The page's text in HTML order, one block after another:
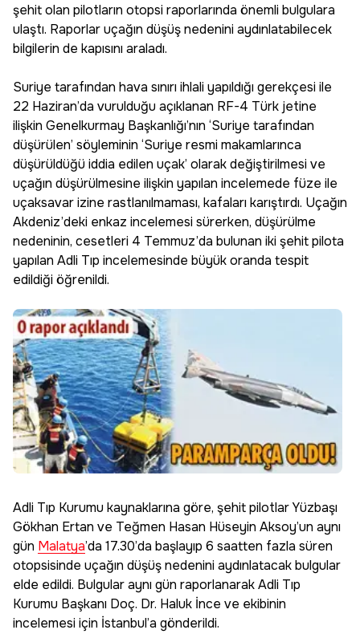
şehit olan pilotların otopsi raporlarında önemli bulgulara
ulaştı. Raporlar uçağın düşüş nedenini aydınlatabilecek
bilgilerin de kapısını araladı.
Suriye tarafından hava sınırı ihlali yapıldığı gerekçesi ile
22 Haziran’da vurulduğu açıklanan RF-4 Türk jetine
ilişkin Genelkurmay Başkanlığı’nın ‘Suriye tarafından
düşürülen’ söyleminin ‘Suriye resmi makamlarınca
düşürüldüğü iddia edilen uçak’ olarak değiştirilmesi ve
uçağın düşürülmesine ilişkin yapılan incelemede füze ile
uçaksavar izine rastlanılmaması, kafaları karıştırdı. Uçağın
Akdeniz’deki enkaz incelemesi sürerken, düşürülme
nedeninin, cesetleri 4 Temmuz’da bulunan iki şehit pilota
yapılan Adli Tıp incelemesinde büyük oranda tespit
edildiği öğrenildi.
Adli Tıp Kurumu kaynaklarına göre, şehit pilotlar Yüzbaşı
Gökhan Ertan ve Teğmen Hasan Hüseyin Aksoy’un aynı
gün Malatya’da 17.30’da başlayıp 6 saatten fazla süren
otopsisinde uçağın düşüş nedenini aydınlatacak bulgular
elde edildi. Bulgular aynı gün raporlanarak Adli Tıp
Kurumu Başkanı Doç. Dr. Haluk İnce ve ekibinin
incelemesi için İstanbul’a gönderildi.